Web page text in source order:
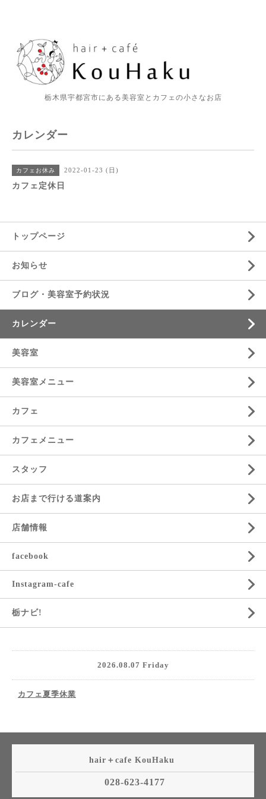
栃木県宇都宮市にある美容室とカフェの小さなお店
カレンダー
カフェお休み 2022-01-23 (日)
カフェ定休日
トップページ
お知らせ
ブログ・美容室予約状況
カレンダー
美容室
美容室メニュー
カフェ
カフェメニュー
スタッフ
お店まで行ける道案内
店舗情報
facebook
Instagram-cafe
栃ナビ!
2026.08.07 Friday
カフェ夏季休業
hair＋cafe KouHaku
028-623-4177